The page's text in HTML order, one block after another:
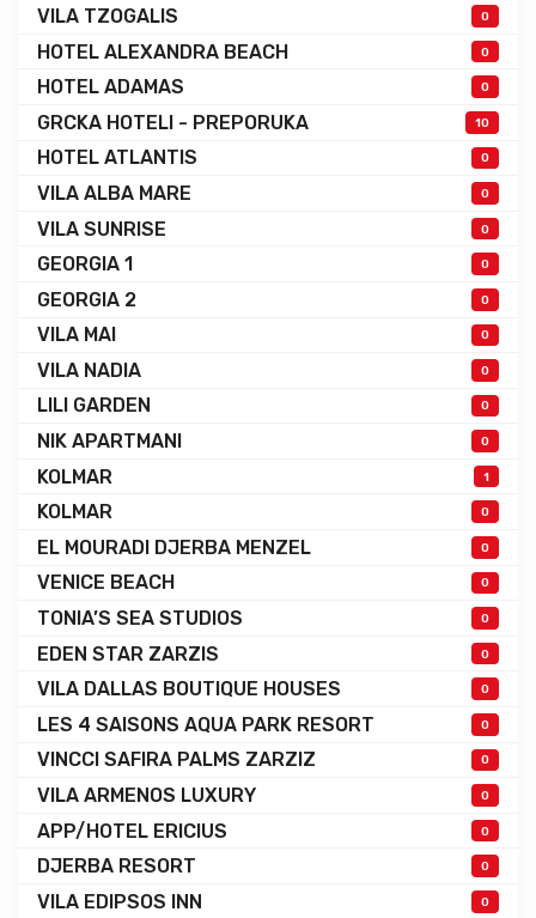
VILA TZOGALIS 0
HOTEL ALEXANDRA BEACH 0
HOTEL ADAMAS 0
GRCKA HOTELI - PREPORUKA 10
HOTEL ATLANTIS 0
VILA ALBA MARE 0
VILA SUNRISE 0
GEORGIA 1 0
GEORGIA 2 0
VILA MAI 0
VILA NADIA 0
LILI GARDEN 0
NIK APARTMANI 0
KOLMAR 1
KOLMAR 0
EL MOURADI DJERBA MENZEL 0
VENICE BEACH 0
TONIA’S SEA STUDIOS 0
EDEN STAR ZARZIS 0
VILA DALLAS BOUTIQUE HOUSES 0
LES 4 SAISONS AQUA PARK RESORT 0
VINCCI SAFIRA PALMS ZARZIZ 0
VILA ARMENOS LUXURY 0
APP/HOTEL ERICIUS 0
DJERBA RESORT 0
VILA EDIPSOS INN 0